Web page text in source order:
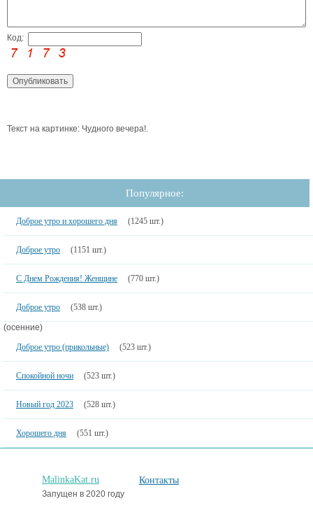
Код:
Текст на картинке: Чудного вечера!.
Популярное:
Доброе утро и хорошего дня (1245 шт.)
Доброе утро (1151 шт.)
С Днем Рождения! Женщине (770 шт.)
Доброе утро (538 шт.)
(осенние)
Доброе утро (прикольные)
(523 шт.)
Спокойной ночи (523 шт.)
Новый год 2023 (528 шт.)
Хорошего дня (551 шт.)
MalinkaKat.ru
Запущен в 2020 году
Контакты